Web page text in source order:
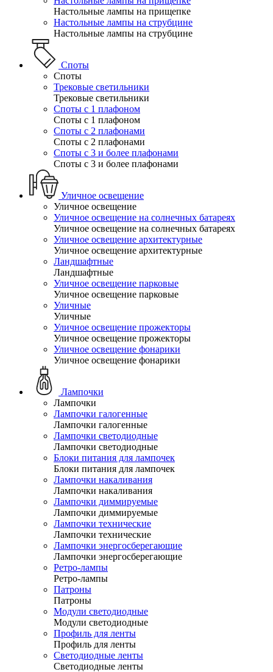
Настольные лампы на прищепке
Настольные лампы на струбцине
Настольные лампы на струбцине
Споты
Споты
Трековые светильники
Трековые светильники
Споты с 1 плафоном
Споты с 1 плафоном
Споты с 2 плафонами
Споты с 2 плафонами
Споты с 3 и более плафонами
Споты с 3 и более плафонами
Уличное освещение
Уличное освещение
Уличное освещение на солнечных батареях
Уличное освещение на солнечных батареях
Уличное освещение архитектурные
Уличное освещение архитектурные
Ландшафтные
Ландшафтные
Уличное освещение парковые
Уличное освещение парковые
Уличные
Уличные
Уличное освещение прожекторы
Уличное освещение прожекторы
Уличное освещение фонарики
Уличное освещение фонарики
Лампочки
Лампочки
Лампочки галогенные
Лампочки галогенные
Лампочки светодиодные
Лампочки светодиодные
Блоки питания для лампочек
Блоки питания для лампочек
Лампочки накаливания
Лампочки накаливания
Лампочки диммируемые
Лампочки диммируемые
Лампочки технические
Лампочки технические
Лампочки энергосберегающие
Лампочки энергосберегающие
Ретро-лампы
Ретро-лампы
Патроны
Патроны
Модули светодиодные
Модули светодиодные
Профиль для ленты
Профиль для ленты
Светодиодные ленты
Светодиодные ленты